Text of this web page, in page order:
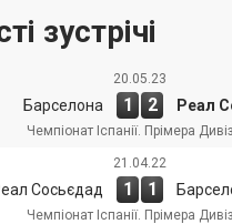
зустрічі
20.05.23
Барселона 1 2 Реал
Чемпіонат Іспанії. Прімера
21.04.22
Сосьєдад 1 1
Чемпіонат Іспанії. Прімера